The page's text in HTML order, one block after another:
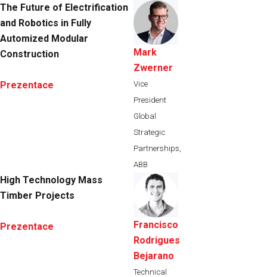
The Future of Electrification
and Robotics in Fully
Automized Modular
Construction
Prezentace
Mark
Zwerner
Vice
President
Global
Strategic
Partnerships,
ABB
High Technology Mass
Timber Projects
Prezentace
Francisco
Rodrigues
Bejarano
Technical